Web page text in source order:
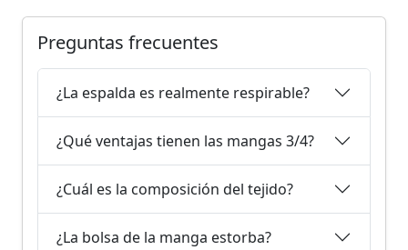
Preguntas frecuentes
¿La espalda es realmente respirable?
¿Qué ventajas tienen las mangas 3/4?
¿Cuál es la composición del tejido?
¿La bolsa de la manga estorba?